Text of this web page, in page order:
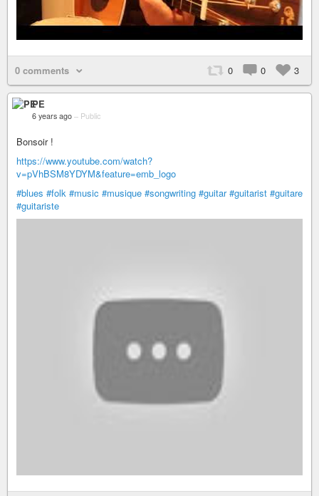
0 comments 0 0 3
PE
6 years ago – Public
Bonsoir !
https://www.youtube.com/watch?
v=pVhBSM8YDYM&feature=emb_logo
#blues #folk #music #musique #songwriting #guitar #guitarist #guitare
#guitariste